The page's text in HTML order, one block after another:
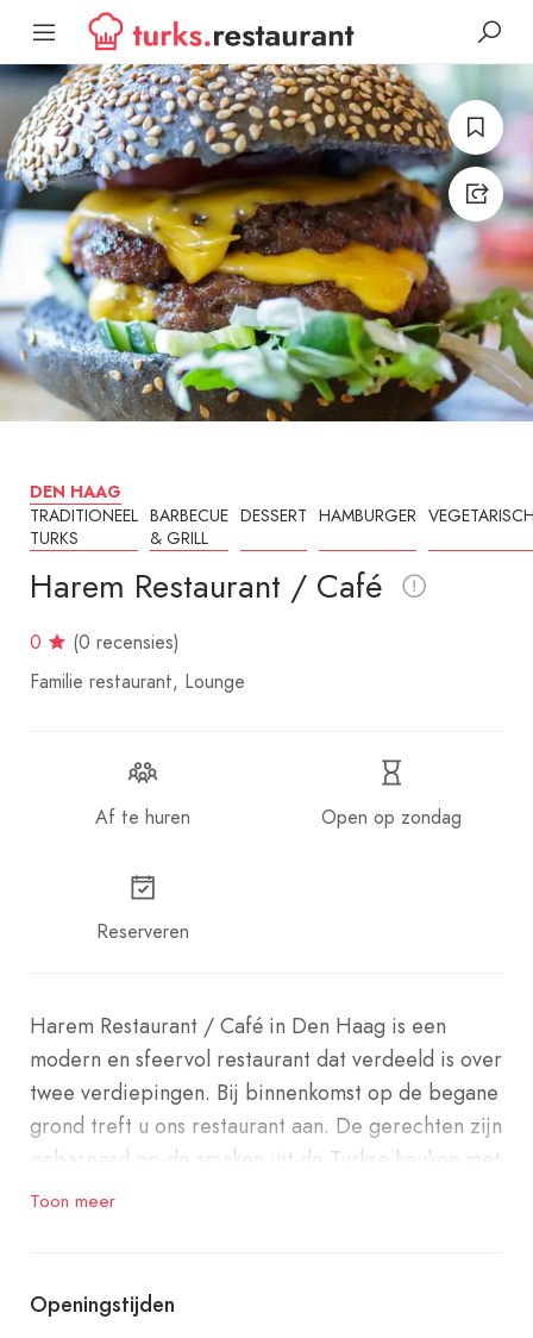
DEN HAAG
TRADITIONEEL
TURKS
BARBECUE
& GRILL
DESSERT HAMBURGER
Harem Restaurant / Café
0
(0 recensies)
Familie restaurant Lounge
Af te huren Open op zondag
Reserveren
Harem Restaurant / Café in Den Haag is een
modern en sfeervol restaurant dat verdeeld is over
twee verdiepingen. Bij binnenkomst op de begane
grond treft u ons restaurant aan. De gerechten zijn
gebaseerd op de smaken uit de Turkse keuken met
invloeden van over de hele wereld. Van
Alle gerechten worden door onze koks met de
Toon meer
Openingstijden